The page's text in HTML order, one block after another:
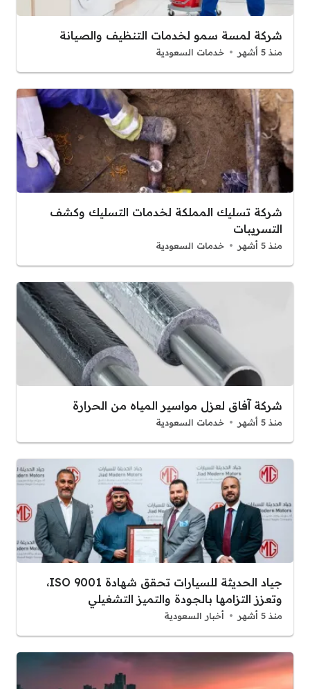
شركة لمسة سمو لخدمات التنظيف والصيانة
منذ 5 أشهر خدمات السعودية
شركة تسليك المملكة لخدمات التسليك وكشف
التسريبات
منذ 5 أشهر خدمات السعودية
شركة آفاق لعزل مواسير المياه من الحرارة
منذ 5 أشهر خدمات السعودية
جياد الحديثة للسيارات تحقق شهادة ISO 9001،
وتعزز التزامها بالجودة والتميز التشغيلي
منذ 5 أشهر أخبار السعودية